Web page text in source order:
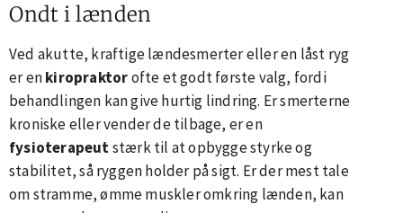
Ondt i lænden
Ved akutte, kraftige lændesmerter eller en låst ryg
er enkiropraktorofte et godt første valg, fordi
behandlingen kan give hurtig lindring. Er smerterne
kroniske eller vender de tilbage, er en
fysioterapeutstærk til at opbygge styrke og
stabilitet, så ryggen holder på sigt. Er der mest tale
om stramme, ømme muskler omkring lænden, kan